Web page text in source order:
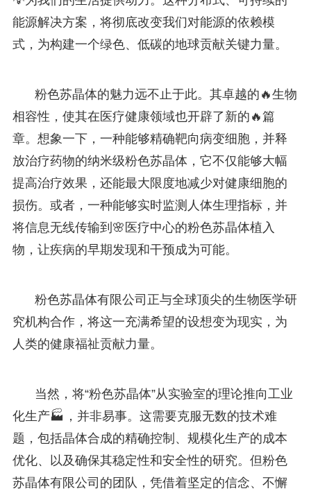
能源解决方案，将彻底改变我们对能源的依赖模
式，为构建一个绿色、低碳的地球贡献关键力量。
粉色苏晶体的魅力远不止于此。其卓越的🔥生物
相容性，使其在医疗健康领域也开辟了新的🔥篇
章。想象一下，一种能够精确靶向病变细胞，并释
放治疗药物的纳米级粉色苏晶体，它不仅能够大幅
提高治疗效果，还能最大限度地减少对健康细胞的
损伤。或者，一种能够实时监测人体生理指标，并
将信息无线传输到🌸医疗中心的粉色苏晶体植入
物，让疾病的早期发现和干预成为可能。
粉色苏晶体有限公司正与全球顶尖的生物医学研
究机构合作，将这一充满希望的设想变为现实，为
人类的健康福祉贡献力量。
当然，将“粉色苏晶体”从实验室的理论推向工业
化生产🏭，并非易事。这需要克服无数的技术难
题，包括晶体合成的精确控制、规模化生产的成本
优化、以及确保其稳定性和安全性的研究。但粉色
苏晶体有限公司的团队，凭借着坚定的信念、不懈